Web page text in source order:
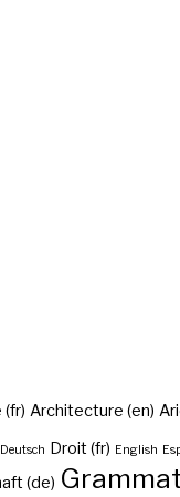
Architecture (en)
Deutsch Droit (fr) English
(de)